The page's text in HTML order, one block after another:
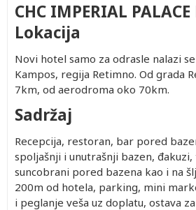
CHC IMPERIAL PALACE
Lokacija
Novi hotel samo za odrasle nalazi
Kampos, regija Retimno. Od grada
7km, od aerodroma oko 70km.
Sadržaj
Recepcija, restoran, bar pored
spoljašnji i unutrašnji bazen,
suncobrani pored bazena kao i na
200m od hotela, parking, mini
i peglanje veša uz doplatu, ostava